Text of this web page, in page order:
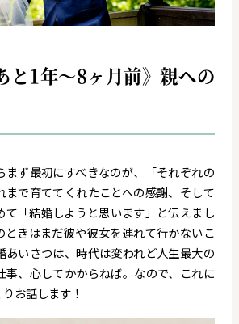
と1年～8ヶ月前》親への
まず最初にすべきなのが、「それぞれの
まで育ててくれたことへの感謝、そして
て「結婚しようと思います」と伝えまし
ときはまだ彼や彼女を連れて行かないこ
あいさつは、時代は変われど人生最大の
事、心してかからねば。なので、これに
お話します！